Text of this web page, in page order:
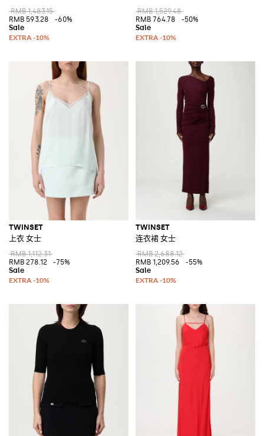
RMB 1,483.15
RMB 593.28
-60%
RMB 1,529.48
RMB 764.78
-50%
TWINSET
上衣 女士
RMB 1,112.31
RMB 278.12
-75%
TWINSET
连衣裙 女士
RMB 2,688.12
RMB 1,209.56
-55%